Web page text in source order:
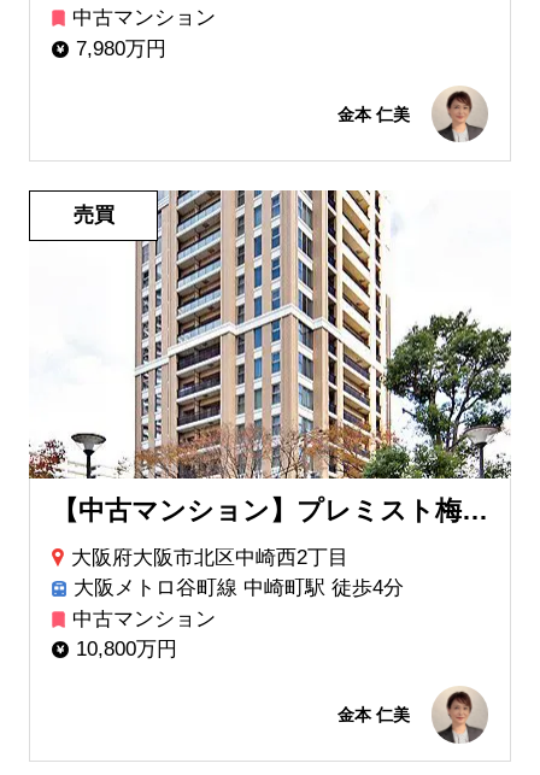
中古マンション
7,980万円
金本 仁美
【中古マンション】プレミスト梅田NORTH
大阪府大阪市北区中崎西2丁目
大阪メトロ谷町線 中崎町駅 徒歩4分
中古マンション
10,800万円
金本 仁美
売買